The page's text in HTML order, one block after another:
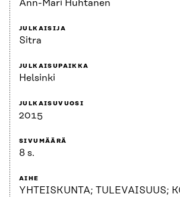
Ann-Mari Huhtanen
JULKAISIJA
Sitra
JULKAISUPAIKKA
Helsinki
JULKAISUVUOSI
2015
SIVUMÄÄRÄ
8 s.
AIHE
YHTEISKUNTA; TULEVAISUUS;